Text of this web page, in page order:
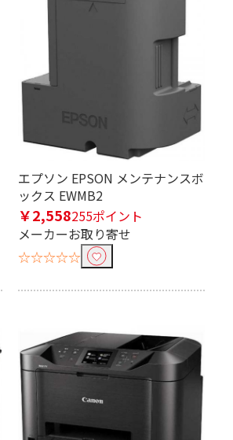
エプソン EPSON メンテナンスボ
ックス EWMB2
￥2,558255ポイント
メーカーお取り寄せ
☆☆☆☆☆